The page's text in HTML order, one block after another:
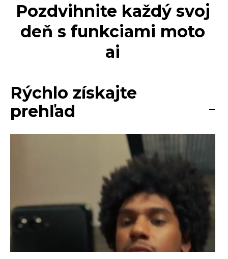
Pozdvihnite každý svoj
deň s funkciami moto
ai
Rýchlo získajte
prehľad